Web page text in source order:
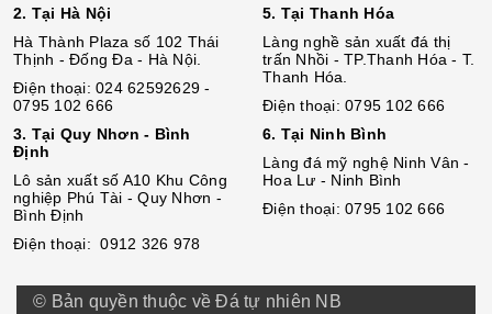
2. Tại Hà Nội
Hà Thành Plaza số 102 Thái
Thịnh - Đống Đa - Hà Nội.
Điện thoại: 024 62592629 -
0795 102 666
3. Tại Quy Nhơn - Bình
Định
Lô sản xuất số A10 Khu Công
nghiệp Phú Tài - Quy Nhơn -
Bình Định
Điện thoại: 0912 326 978
5. Tại Thanh Hóa
Làng nghề sản xuất đá thị
trấn Nhồi - TP.Thanh Hóa - T.
Thanh Hóa.
Điện thoại: 0795 102 666
6. Tại Ninh Bình
Làng đá mỹ nghệ Ninh Vân -
Hoa Lư - Ninh Bình
Điện thoại: 0795 102 666
© Bản quyền thuộc về Đá tự nhiên NB